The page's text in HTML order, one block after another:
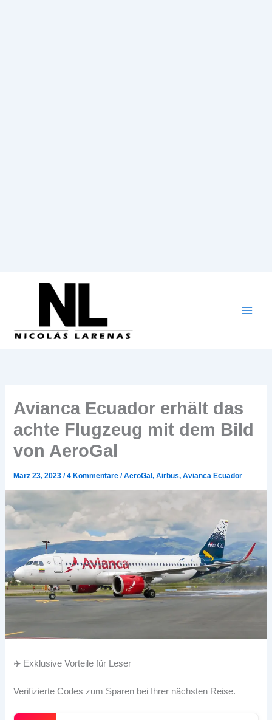
Avianca Ecuador erhält das
achte Flugzeug mit dem Bild
von AeroGal
März 23, 2023/4 Kommentare /AeroGal,Airbus,Avianca Ecuador
✈️ Exklusive Vorteile für Leser
Verifizierte Codes zum Sparen bei Ihrer nächsten Reise.